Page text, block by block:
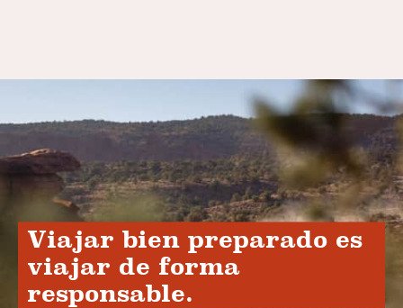
Viajar bien preparado es
viajar de forma
responsable.